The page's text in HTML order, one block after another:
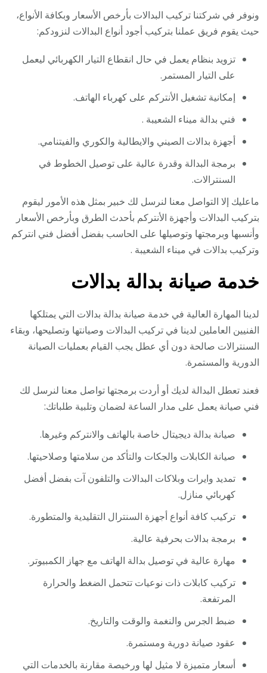
ونوفر في شركتنا تركيب البدالات بأرخص الأسعار وبكافة الأنواع،
حيث يقوم فريق عملنا بتركيب أجود أنواع البدالات لنزودكم:
تزويد بنظام يعمل في حال انقطاع التيار الكهربائي ليعمل
على التيار المستمر.
إمكانية تشغيل الأنتركم على كهرباء الهاتف.
فني بدالة ميناء الشعيبة .
أجهزة بدالات الصيني والايطالية والكوري والفيتنامي.
برمجة البدالة وقدرة عالية على توصيل الخطوط في
السنترالات.
ماعليك إلا التواصل معنا لنرسل لك خبير بمثل هذه الأمور ليقوم
بتركيب البدالات وأجهزة الأنتركم بأحدث الطرق وبأرخص الأسعار
وأنسبها وبرمجتها وتوصيلها على الحاسب بفضل أفضل فني انتركم
وتركيب بدالات في ميناء الشعيبة .
خدمة صيانة بدالة بدالات
لدينا المهارة العالية في خدمة صيانة بدالة بدالات التي يمتلكها
الفنيين العاملين لدينا في تركيب البدالات وصيانتها وتصليحها، وبقاء
السنترالات صالحة دون أي عطل يجب القيام بعمليات الصيانة
الدورية والمستمرة.
فعند تعطل البدالة لديك أو أردت برمجتها تواصل معنا لنرسل لك
فني صيانة يعمل على مدار الساعة لضمان وتلبية طلباتك:
صيانة بدالة ديجيتال خاصة بالهاتف والانتركم وغيرها.
صيانة الكابلات والجكات والتأكد من سلامتها وصلاحيتها.
تمديد وايرات وبلاكات البدالات والتلفون آت بفضل أفضل
كهربائي منازل.
تركيب كافة أنواع أجهزة السنترال التقليدية والمتطورة.
برمجة بدالات بحرفية عالية.
مهارة عالية في توصيل بدالة الهاتف مع جهاز الكمبيوتر.
تركيب كابلات ذات نوعيات تتحمل الضغط والحرارة
المرتفعة.
ضبط الجرس والنغمة والوقت والتاريخ.
عقود صيانة دورية ومستمرة.
أسعار متميزة لا مثيل لها ورخيصة مقارنة بالخدمات التي